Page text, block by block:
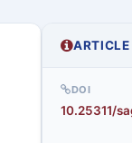
DOI
10.25311/